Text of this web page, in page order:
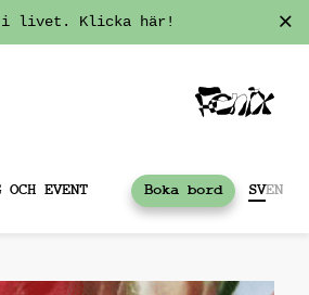
i livet. Klicka här!
OCH EVENT Boka bord SVEN